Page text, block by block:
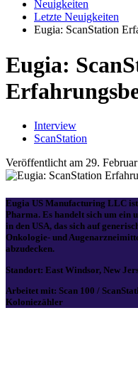
Neuigkeiten
Letzte Neuigkeiten
Eugia: ScanStation
Eugia:
Interview
ScanStation
Veröffentlicht am 29.
Eugia US Manufacturing LLC
Pharma. Es handelt sich um ein
in den USA, das sich auf
Onkologie- und
abzudecken.
Standort: East Windsor, New
Arbeitet mit: Scan 100 /
Koloniezähler